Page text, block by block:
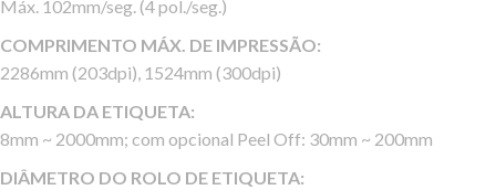
Máx. 102mm/seg. (4 pol./seg.)
COMPRIMENTO MÁX. DE IMPRESSÃO:
2286mm (203dpi), 1524mm (300dpi)
ALTURA DA ETIQUETA:
8mm ~ 2000mm; com opcional Peel Off: 30mm ~ 200mm
DIÂMETRO DO ROLO DE ETIQUETA: